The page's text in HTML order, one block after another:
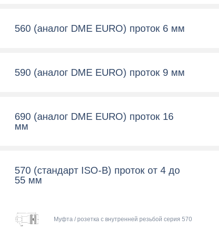
560 (аналог DME EURO) проток 6 мм
590 (аналог DME EURO) проток 9 мм
690 (аналог DME EURO) проток 16
мм
570 (cтандарт ISO-B) проток от 4 до
55 мм
Муфта / розетка с внутренней резьбой серия 570